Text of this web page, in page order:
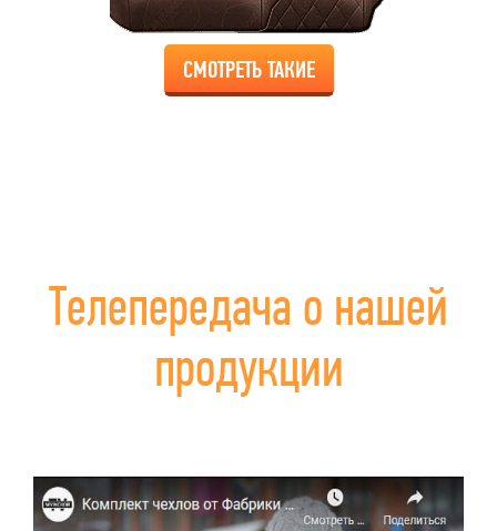
СМОТРЕТЬ ТАКИЕ
Телепередача о нашей
продукции